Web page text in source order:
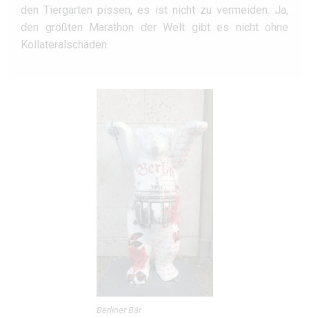
den Tiergarten pissen, es ist nicht zu vermeiden. Ja,
den größten Marathon der Welt gibt es nicht ohne
Kollateralschäden.
Berliner Bär